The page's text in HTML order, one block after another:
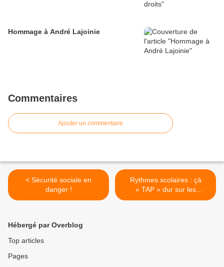
Hommage à André Lajoinie
Commentaires
Ajouter un commentaire
< Sécurité sociale en
danger !
Rythmes scolaires : çà
« TAP » dur sur les
communes >
Hébergé par Overblog
Top articles
Pages